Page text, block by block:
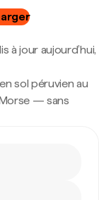
à jour aujourd’hui,
sol péruvien au
— sans